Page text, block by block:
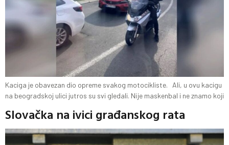
Kaciga je obavezan dio opreme svakog motocikliste. Ali, u ovu kacigu
na beogradskoj ulici jutros su svi gledali. Nije maskenbal i ne znamo koji
Slovačka na ivici građanskog rata